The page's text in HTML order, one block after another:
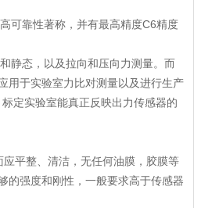
可靠性著称，并有最高精度C6精度
静态，以及拉向和压向力测量。而
用于实验室力比对测量以及进行生产
定实验室能真正反映出力传感器的
平整、清洁，无任何油膜，胶膜等
的强度和刚性，一般要求高于传感器